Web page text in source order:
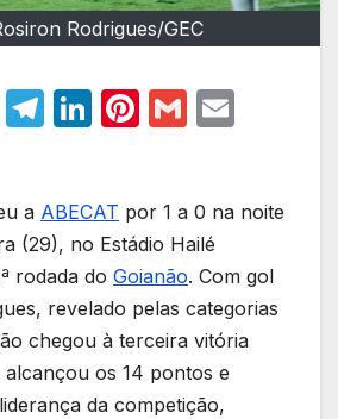
Rodrigues/GEC
W T
gr
a
m
Li
e
dI
n
Pi
e
st
G
a ABECAT por 1 a 0 na noite
(29), no Estádio Hailé
rodada do Goianão. Com gol
revelado pelas categorias
chegou à terceira vitória
alcançou os 14 pontos e
da competição,